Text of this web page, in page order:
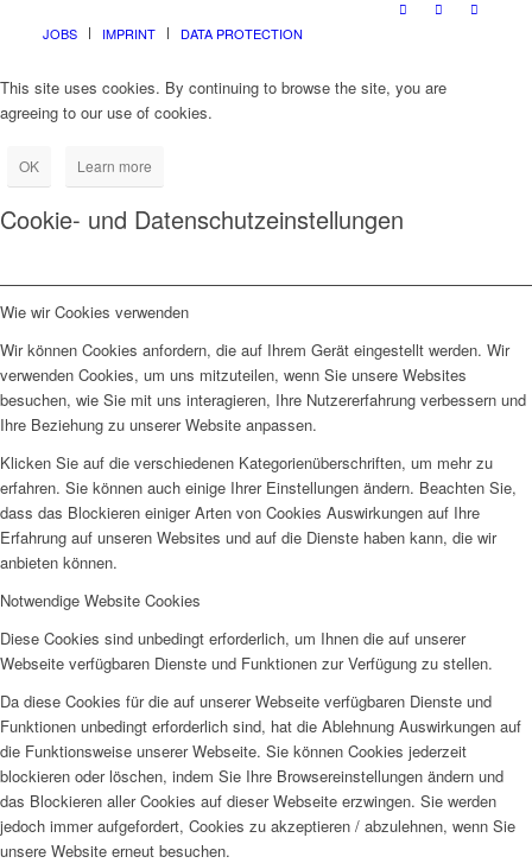
JOBS IMPRINT DATA PROTECTION
This site uses cookies. By continuing to browse the site, you are
agreeing to our use of cookies.
OK Learn more
Cookie- und Datenschutzeinstellungen
Wie wir Cookies verwenden
Wir können Cookies anfordern, die auf Ihrem Gerät eingestellt werden. Wir
verwenden Cookies, um uns mitzuteilen, wenn Sie unsere Websites
besuchen, wie Sie mit uns interagieren, Ihre Nutzererfahrung verbessern und
Ihre Beziehung zu unserer Website anpassen.
Klicken Sie auf die verschiedenen Kategorienüberschriften, um mehr zu
erfahren. Sie können auch einige Ihrer Einstellungen ändern. Beachten Sie,
dass das Blockieren einiger Arten von Cookies Auswirkungen auf Ihre
Erfahrung auf unseren Websites und auf die Dienste haben kann, die wir
anbieten können.
Notwendige Website Cookies
Diese Cookies sind unbedingt erforderlich, um Ihnen die auf unserer
Webseite verfügbaren Dienste und Funktionen zur Verfügung zu stellen.
Da diese Cookies für die auf unserer Webseite verfügbaren Dienste und
Funktionen unbedingt erforderlich sind, hat die Ablehnung Auswirkungen auf
die Funktionsweise unserer Webseite. Sie können Cookies jederzeit
blockieren oder löschen, indem Sie Ihre Browsereinstellungen ändern und
das Blockieren aller Cookies auf dieser Webseite erzwingen. Sie werden
jedoch immer aufgefordert, Cookies zu akzeptieren / abzulehnen, wenn Sie
unsere Website erneut besuchen.